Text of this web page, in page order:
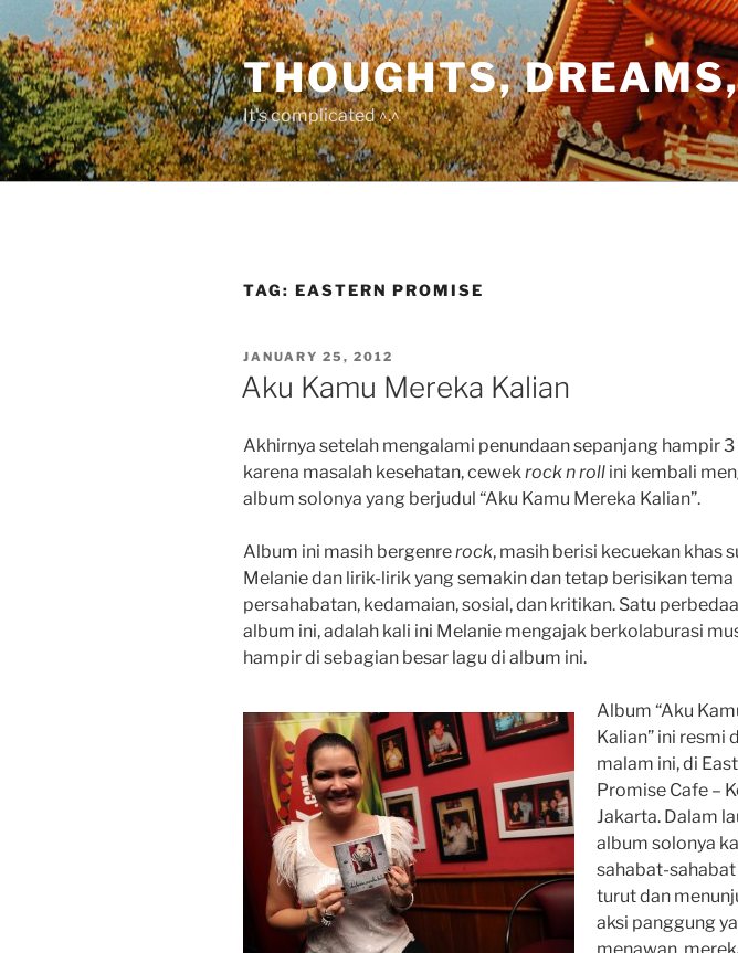
to
content
THOUGHTS,
It's complicated ^.^
TAG: EASTERN PROMISE
POSTED
ON
JANUARY 25, 2012
Aku Kamu Mereka Kalian
Akhirnya setelah mengalami penundaan sepanjang hampir
karena masalah kesehatan, cewek rock n roll ini kembali
album solonya yang berjudul “Aku Kamu Mereka Kalian”.
Album ini masih bergenrerock, masih berisi kecuekan khas
Melanie dan lirik-lirik yang semakin dan tetap berisikan tema
persahabatan, kedamaian, sosial, dan kritikan. Satu
album ini, adalah kali ini Melanie mengajak berkolaburasi
hampir di sebagian besar lagu di album ini.
Album “Aku
Kalian” ini resmi
malam ini, di
Promise Cafe –
Jakarta. Dalam
album solonya
sahabat-
turut dan
aksi panggung